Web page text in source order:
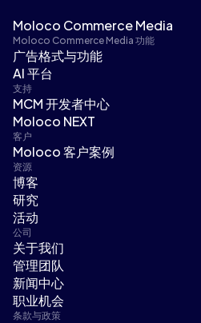
Moloco Commerce Media
Moloco Commerce Media 功能
广告格式与功能
AI 平台
支持
MCM 开发者中心
Moloco NEXT
客户
Moloco 客户案例
资源
博客
研究
活动
公司
关于我们
管理团队
新闻中心
职业机会
条款与政策